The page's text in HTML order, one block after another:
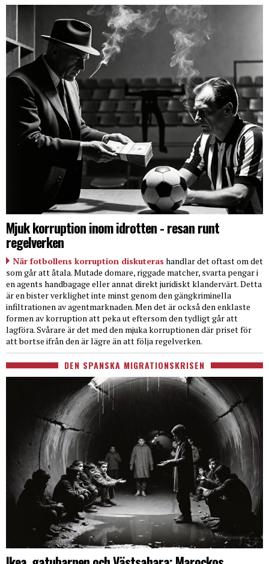
Mjuk korruption inom idrotten - resan runt
regelverken
När fotbollens korruption diskuteras handlar det oftast om det
som går att åtala. Mutade domare, riggade matcher, svarta pengar i
en agents handbagage eller annat direkt juridiskt klandervärt. Detta
är en bister verklighet inte minst genom den gängkriminella
infiltrationen av agentmarknaden. Men det är också den enklaste
formen av korruption att peka ut eftersom den tydligt går att
lagföra. Svårare är det med den mjuka korruptionen där priset för
att bortse ifrån den är lägre än att följa regelverken.
DEN SPANSKA MIGRATIONSKRISEN